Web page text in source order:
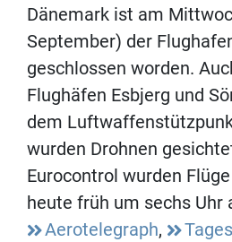
Dänemark ist am
September) der
geschlossen worden.
Flughäfen Esbjerg und
dem
wurden Drohnen
Eurocontrol wurden
heute früh um sechs Uhr
Aerotelegraph,